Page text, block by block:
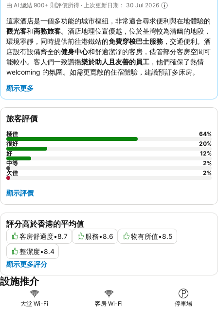
由 AI 總結 900+ 則評價所得 · 上次更新日期： 30 Jul 2026
這家酒店是一個多功能的城市樞紐，非常適合尋求便利與在地體驗的
觀光客和商務旅客。酒店地理位置優越，位於荃灣較為清幽的地段，
環境寧靜，同時提供前往港鐵站的免費穿梭巴士服務 ，交通便利。酒
店設有設備齊全的健身中心和舒適潔淨的客房，儘管部分客房空間可
能較小。客人們一致讚揚樂於助人且友善的員工 ，他們確保了熱情
welcoming 的氛圍。如需更寬敞的住宿體驗，建議預訂多床房。
顯示更多
評分高於香港的平均值
客房舒適度•8.7 服務•8.6 物有所值•8.5
整潔度•8.4
顯示更多評分
旅客評價
極佳 64%
很好
20%
好
12%
中等
2%
欠佳
2%
顯示評價
設施推介
大堂 Wi-Fi 客房 Wi-Fi 停車場